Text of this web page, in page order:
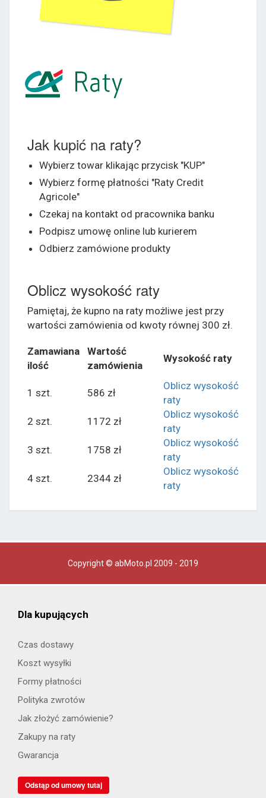
Jak kupić na raty?
Wybierz towar klikając przycisk "KUP"
Wybierz formę płatności "Raty Credit
Agricole"
Czekaj na kontakt od pracownika banku
Podpisz umowę online lub kurierem
Odbierz zamówione produkty
Oblicz wysokość raty
Pamiętaj, że kupno na raty możliwe jest przy
wartości zamówienia od kwoty równej 300 zł.
Zamawiana
ilość
Wartość
zamówienia
Wysokość raty
1 szt. 586 zł
Oblicz wysokość
raty
2 szt.
1172 zł
Oblicz wysokość
raty
3 szt.
1758 zł
Oblicz wysokość
raty
4 szt.
2344 zł
Oblicz wysokość
raty
Copyright © abMoto.pl 2009 - 2019
Dla kupujących
Czas dostawy
Koszt wysyłki
Formy płatności
Polityka zwrotów
Jak złożyć zamówienie?
Zakupy na raty
Gwarancja
Odstąp od umowy tutaj